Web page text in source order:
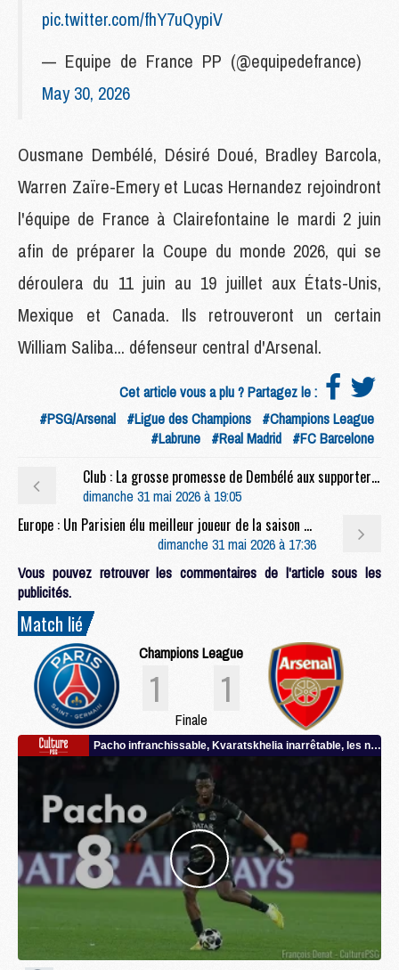
pic.twitter.com/fhY7uQypiV
— Equipe de France PP (@equipedefrance)
May 30, 2026
Ousmane Dembélé, Désiré Doué, Bradley Barcola,
Warren Zaïre-Emery et Lucas Hernandez rejoindront
l'équipe de France à Clairefontaine le mardi 2 juin
afin de préparer la Coupe du monde 2026, qui se
déroulera du 11 juin au 19 juillet aux États-Unis,
Mexique et Canada. Ils retrouveront un certain
William Saliba... défenseur central d'Arsenal.
Cet article vous a plu ? Partagez le :
#PSG/Arsenal #Ligue des Champions #Champions League
#Labrune #Real Madrid #FC Barcelone
Club : La grosse promesse de Dembélé aux supporters du PSG
dimanche 31 mai 2026 à 19:05
Europe : Un Parisien élu meilleur joueur de la saison en Champions League
dimanche 31 mai 2026 à 17:36
Vous pouvez retrouver les commentaires de l'article sous les
publicités.
Match lié
Champions League
1 1
Finale